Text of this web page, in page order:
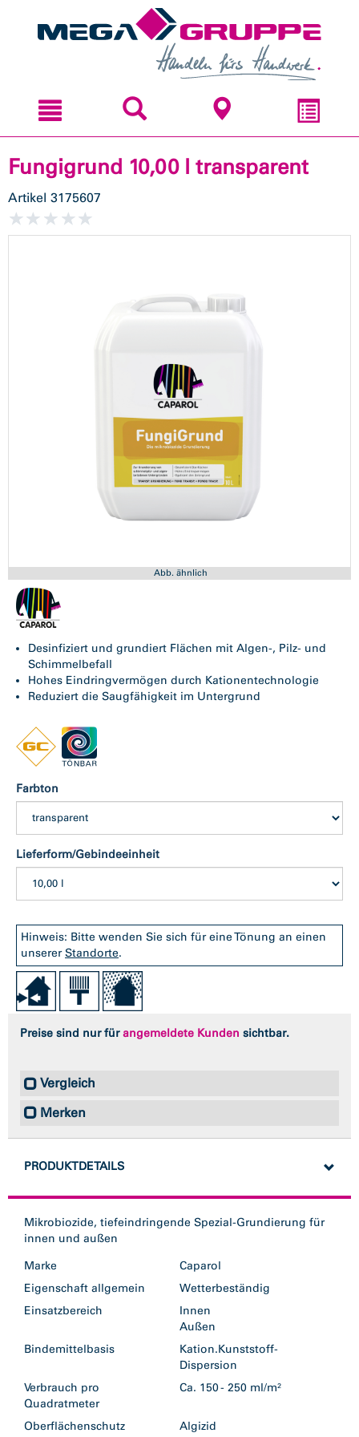
Fungigrund 10,00 l transparent
Artikel 3175607
Abb. ähnlich
Desinfiziert und grundiert Flächen mit Algen-, Pilz- und
Schimmelbefall
Hohes Eindringvermögen durch Kationentechnologie
Reduziert die Saugfähigkeit im Untergrund
Farbton
Lieferform/Gebindeeinheit
Hinweis: Bitte wenden Sie sich für eine Tönung an einen
unsererStandorte.
Preise sind nur fürangemeldete Kunden sichtbar.
Vergleich
Merken
PRODUKTDETAILS
Mikrobiozide, tiefeindringende Spezial-Grundierung für
innen und außen
Marke
Caparol
Eigenschaft allgemein
Wetterbeständig
Einsatzbereich
Innen
Außen
Bindemittelbasis
Kation.Kunststoff-
Dispersion
Verbrauch pro
Quadratmeter
Ca. 150 - 250 ml/m²
Oberflächenschutz
Algizid